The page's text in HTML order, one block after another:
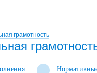
грамотность